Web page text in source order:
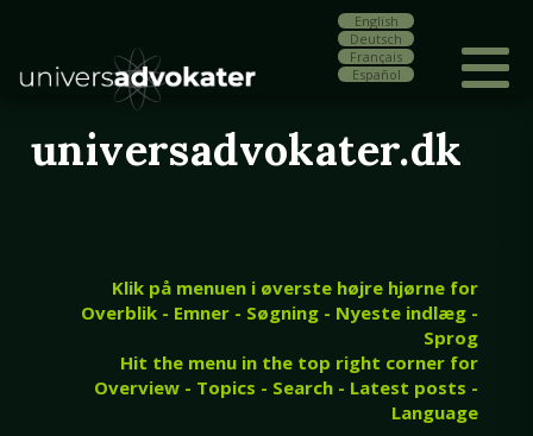
English
Deutsch
Français
Español
universadvokater.dk
Klik på menuen i øverste højre hjørne for
Overblik - Emner - Søgning - Nyeste indlæg -
Sprog
Hit the menu in the top right corner for
Overview - Topics - Search - Latest posts -
Language